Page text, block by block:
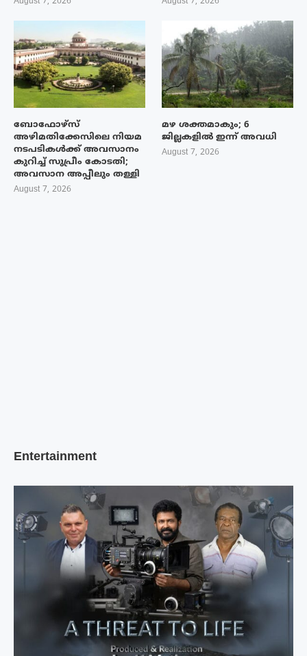
ബോഫോഴ്‌സ്
അഴിമതിക്കേസിലെ നിയമ
നടപടികൾക്ക് അവസാനം
കുറിച്ച് സുപ്രീം കോടതി;
അവസാന അപ്പീലും തള്ളി
August 7, 2026
മഴ ശക്തമാകും; 6
ജില്ലകളിൽ ഇന്ന് അവധി
August 7, 2026
Entertainment